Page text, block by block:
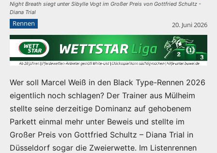
Night Breath siegt unter Sibylle Vogt im Großer Preis von Gottfried Schultz -
Diana Trial
Rennen 20. Juni 2026
Wer soll Marcel Weiß in den Black Type-Rennen 2026
eigentlich noch schlagen? Der Trainer aus Mülheim
stellte seine derzeitige Dominanz auf gehobenem
Parkett einmal mehr unter Beweis und stellte im
Großer Preis von Gottfried Schultz – Diana Trial in
Düsseldorf sogar die Zweierwette. Im Listenrennen